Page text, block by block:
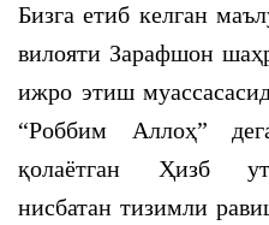
Бизга етиб келган
вилояти Зарафшон
ижро этиш
“Роббим Аллоҳ”
қолаётган Ҳизб
нисбатан тизимли